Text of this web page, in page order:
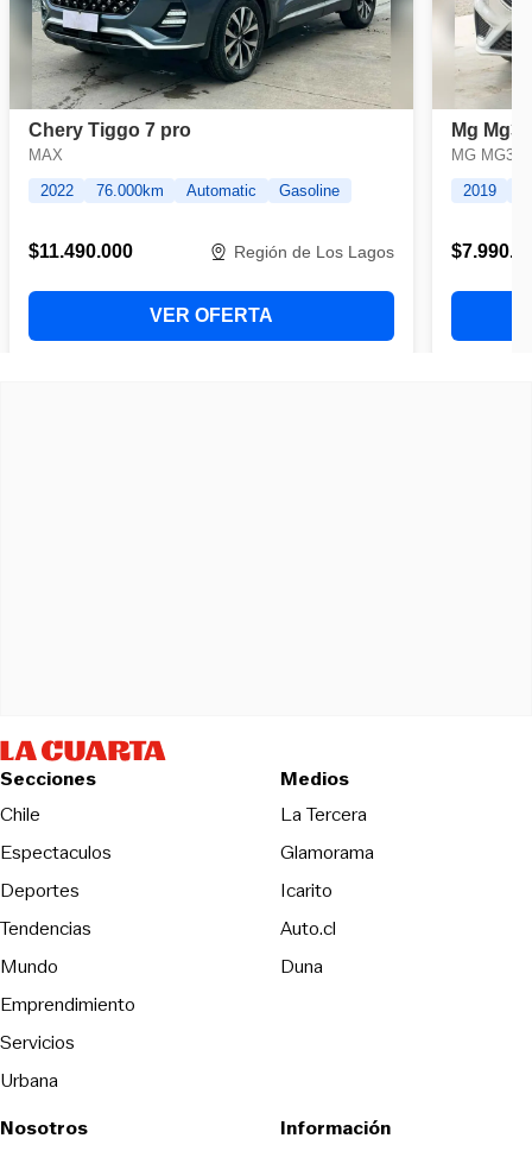
Secciones
Chile
Espectaculos
Deportes
Tendencias
Mundo
Emprendimiento
Servicios
Urbana
Medios
La TerceraOpens in new
Glamorama
Icarito
Auto.cl
DunaOpens in new window
Nosotros
Información